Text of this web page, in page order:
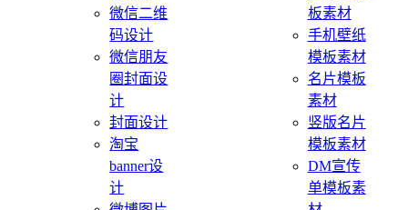
微信二维
码设计
微信朋友
圈封面设
计
封面设计
淘宝
banner设
计
板素材
手机壁纸
模板素材
名片模板
素材
竖版名片
模板素材
DM宣传
单模板素